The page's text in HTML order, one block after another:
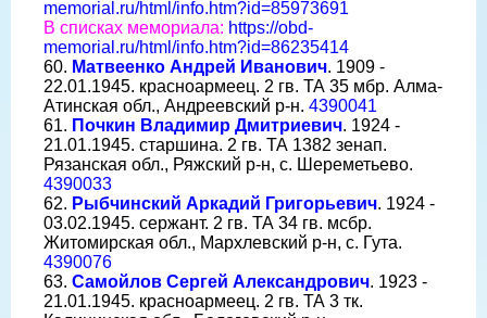
memorial.ru/html/info.htm?id=85973691
В списках мемориала: https://obd-
memorial.ru/html/info.htm?id=86235414
60. Матвеенко Андрей Иванович. 1909 -
22.01.1945. красноармеец. 2 гв. ТА 35 мбр. Алма-
Атинская обл., Андреевский р-н. 4390041
61. Почкин Владимир Дмитриевич. 1924 -
21.01.1945. старшина. 2 гв. ТА 1382 зенап.
Рязанская обл., Ряжский р-н, с. Шереметьево.
4390033
62. Рыбчинский Аркадий Григорьевич. 1924 -
03.02.1945. сержант. 2 гв. ТА 34 гв. мсбр.
Житомирская обл., Мархлевский р-н, с. Гута.
4390076
63. Самойлов Сергей Александрович. 1923 -
21.01.1945. красноармеец. 2 гв. ТА 3 тк.